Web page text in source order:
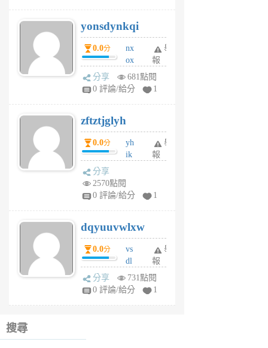
6
個
月
前
yonsdynkqi
0.0分
nx
ox
rh
pe
月
前
舉
報
分享
681點閱
0 評論/給分
1
zftztjglyh
0.0分
yh
ik
tu
6
個
月
前
舉
報
分享
2570點閱
0 評論/給分
1
dqyuuvwlxw
0.0分
vs
dl
sq
fy
舉
報
分享
731點閱
0 評論/給分
1
搜尋